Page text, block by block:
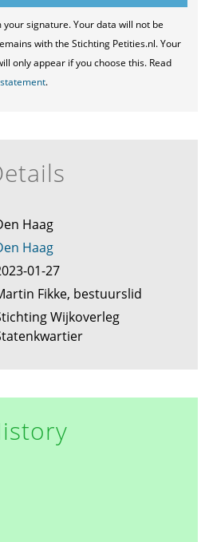
signature. Your data will not be
with the Stichting Petities.nl. Your
only appear if you choose this. Read
.
Haag
Haag
01-27
Fikke, bestuurslid
Wijkoverleg